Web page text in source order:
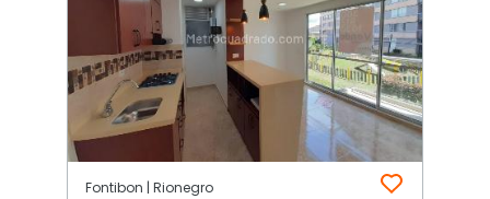
Fontibon | Rionegro